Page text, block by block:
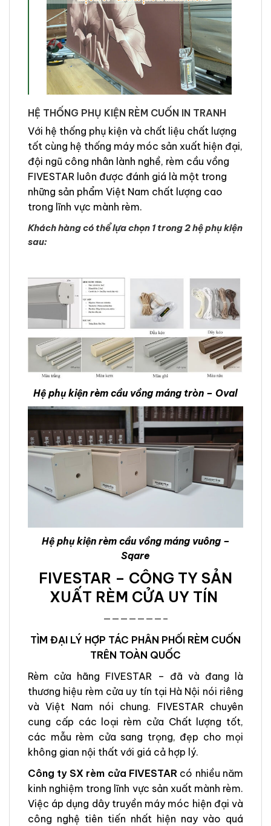
HỆ THỐNG PHỤ KIỆN RÈM CUỐN IN TRANH
Với hệ thống phụ kiện và chất liệu chất lượng
tốt cùng hệ thống máy móc sản xuất hiện đại,
đội ngũ công nhân lành nghề, rèm cầu vồng
FIVESTAR luôn được đánh giá là một trong
những sản phẩm Việt Nam chất lượng cao
trong lĩnh vực mành rèm.
Khách hàng có thể lựa chọn 1 trong 2 hệ phụ kiện
sau:
Hệ phụ kiện rèm cầu vồng máng tròn – Oval
Hệ phụ kiện rèm cầu vồng máng vuông –
Sqare
FIVESTAR – CÔNG TY SẢN
XUẤT RÈM CỬA UY TÍN
———————–
TÌM ĐẠI LÝ HỢP TÁC PHÂN PHỐI RÈM CUỐN
TRÊN TOÀN QUỐC
Rèm cửa hãng FIVESTAR – đã và đang là
thương hiệu rèm cửa uy tín tại Hà Nội nói riêng
và Việt Nam nói chung. FIVESTAR chuyên
cung cấp các loại rèm cửa Chất lượng tốt,
các mẫu rèm cửa sang trọng, đẹp cho mọi
không gian nội thất với giá cả hợp lý.
Công ty SX rèm cửa FIVESTARcó nhiều năm
kinh nghiệm trong lĩnh vực sản xuất mành rèm.
Việc áp dụng dây truyền máy móc hiện đại và
công nghệ tiên tiến nhất hiện nay vào quá